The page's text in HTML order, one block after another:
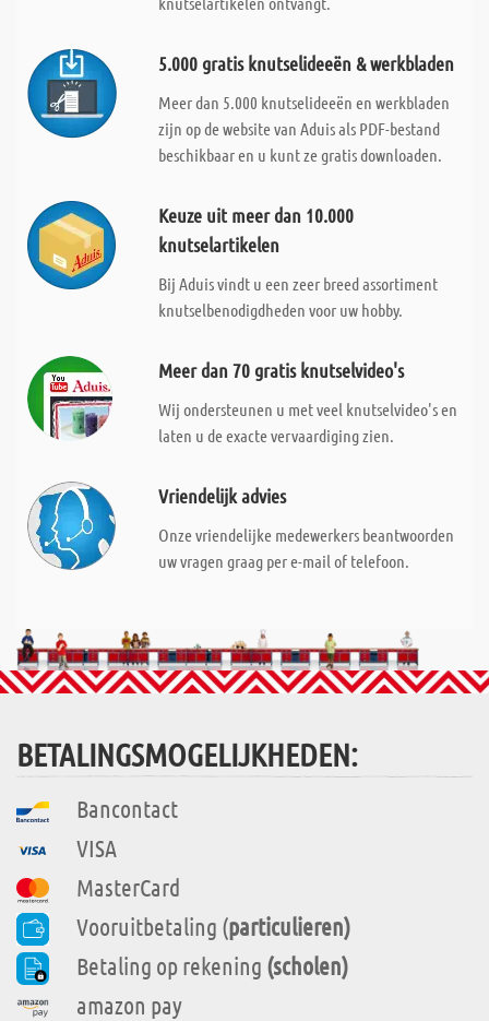
5.000 gratis knutselideeën & werkbladen
Meer dan 5.000 knutselideeën en werkbladen
zijn op de website van Aduis als PDF-bestand
beschikbaar en u kunt ze gratis downloaden.
Keuze uit meer dan 10.000
knutselartikelen
Bij Aduis vindt u een zeer breed assortiment
knutselbenodigdheden voor uw hobby.
Meer dan 70 gratis knutselvideo's
Wij ondersteunen u met veel knutselvideo's en
laten u de exacte vervaardiging zien.
Vriendelijk advies
Onze vriendelijke medewerkers beantwoorden
uw vragen graag per e-mail of telefoon.
BETALINGSMOGELIJKHEDEN:
Bancontact
VISA
MasterCard
Vooruitbetaling (particulieren)
Betaling op rekening (scholen)
amazon pay